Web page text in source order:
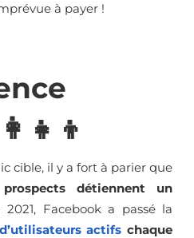
à payer !
cible, il y a fort à parier que
détiennent un
2021, Facebook a passé la
actifs chaque